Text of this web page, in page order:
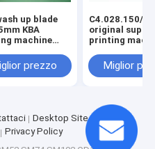
up blade
KBA
machine
prezzo
C4.028.150/01
original
printing
Miglior
Desktop Site
Privacy Policy